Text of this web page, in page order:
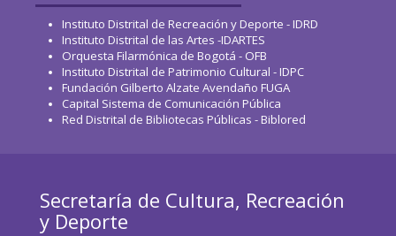
Instituto Distrital de Recreación y Deporte - IDRD
Instituto Distrital de las Artes -IDARTES
Orquesta Filarmónica de Bogotá - OFB
Instituto Distrital de Patrimonio Cultural - IDPC
Fundación Gilberto Alzate Avendaño FUGA
Capital Sistema de Comunicación Pública
Red Distrital de Bibliotecas Públicas - Biblored
Secretaría de Cultura, Recreación
y Deporte